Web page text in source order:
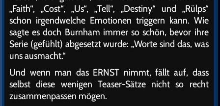
„Faith“, „Cost“, „Us“, „Tell“, „Destiny“ und „Rülps“
schon irgendwelche Emotionen triggern kann. Wie
sagte es doch Burnham immer so schön, bevor ihre
Serie (gefühlt) abgesetzt wurde: „Worte sind das, was
uns ausmacht.“
Und wenn man das ERNST nimmt, fällt auf, dass
selbst diese wenigen Teaser-Sätze nicht so recht
zusammenpassen mögen.